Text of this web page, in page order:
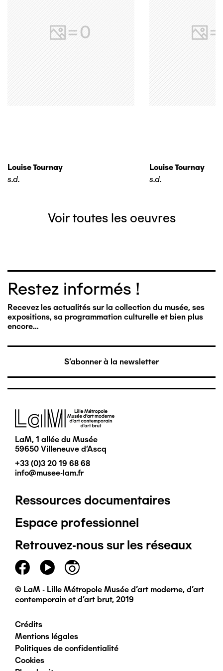
Louise Tournay
s.d.
Louise Tournay
s.d.
Voir toutes les oeuvres
Restez informés !
Recevez les actualités sur la collection du musée, ses
expositions, sa programmation culturelle et bien plus
encore…
S'abonner à la newsletter
Image
LaM, 1 allée du Musée
59650 Villeneuve d'Ascq
+33 (0)3 20 19 68 68
info@musee-lam.fr
Pied
de
page
principal
Ressources documentaires
Espace professionnel
Retrouvez-nous sur les réseaux
© LaM - Lille Métropole Musée d'art moderne, d'art
contemporain et d'art brut, 2019
Pied
de
Crédits
Mentions légales
Politiques de confidentialité
Cookies